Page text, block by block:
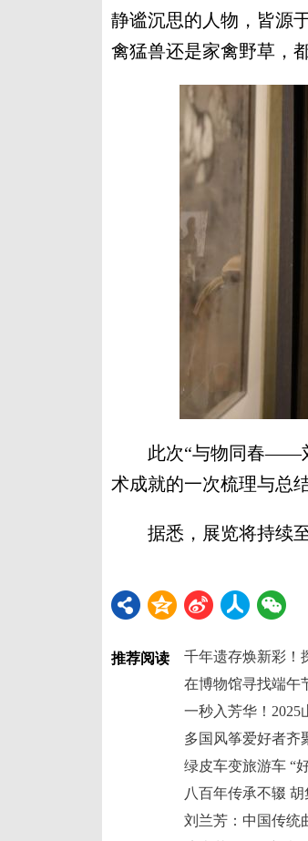
静谧沉思的人物，皆源
禽猛兽还是家禽野草，
此次“与物同春——刘
术成就的一次梳理与总
据悉，展览将持续至
推荐阅读
千年遗存焕新彩！
在博物馆寻找端午
一秒入芳华！2025
多国风筝爱好者齐
八百年传承不辍
刘兰芳：中国传统